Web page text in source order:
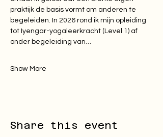
praktijk de basis vormt om anderen te
begeleiden. In 2026 rond ik mijn opleiding
tot Iyengar-yogaleerkracht (Level 1) af
onder begeleiding van…
Show More
Share this event